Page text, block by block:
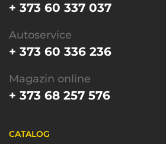
+ 373 60 337 037
Autoservice
+ 373 60 336 236
Magazin online
+ 373 68 257 576
CATALOG